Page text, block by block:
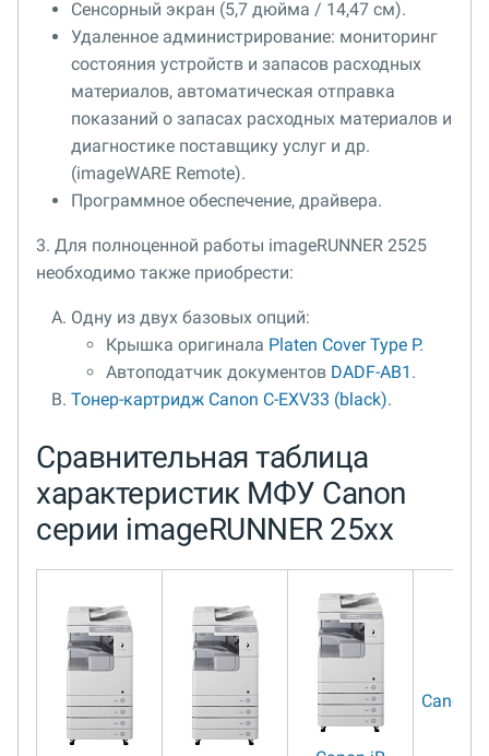
Сенсорный экран (5,7 дюйма / 14,47 см).
Удаленное администрирование: мониторинг
состояния устройств и запасов расходных
материалов, автоматическая отправка
показаний о запасах расходных материалов и
диагностике поставщику услуг и др.
(imageWARE Remote).
Программное обеспечение, драйвера.
3. Для полноценной работы imageRUNNER 2525
необходимо также приобрести:
Одну из двух базовых опций:
Крышка оригинала Platen Cover Type P.
Автоподатчик документов DADF-AB1 .
Тонер-картридж Canon C-EXV33 (black).
Сравнительная таблица
характеристик МФУ Canon
серии imageRUNNER 25xx
Canon